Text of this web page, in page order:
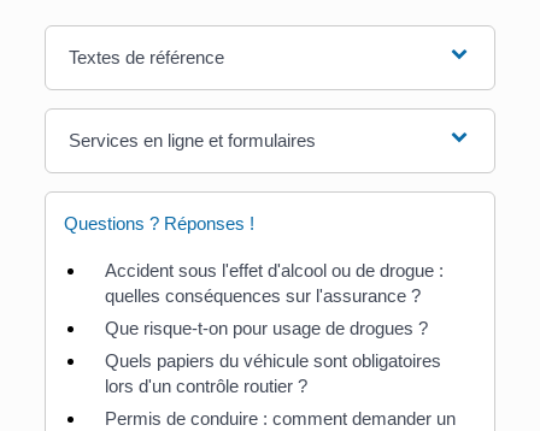
Textes de référence
Services en ligne et formulaires
Questions ? Réponses !
Accident sous l'effet d'alcool ou de drogue :
quelles conséquences sur l'assurance ?
Que risque-t-on pour usage de drogues ?
Quels papiers du véhicule sont obligatoires
lors d'un contrôle routier ?
Permis de conduire : comment demander un